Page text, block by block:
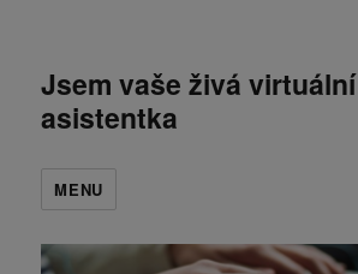
Jsem vaše živá virtuální
asistentka
MENU